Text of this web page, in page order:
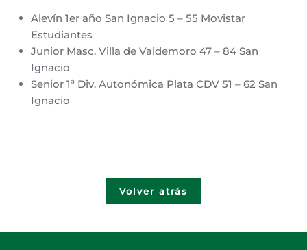
Alevín 1er año San Ignacio 5 – 55 Movistar
Estudiantes
Junior Masc. Villa de Valdemoro 47 – 84 San
Ignacio
Senior 1ª Div. Autonómica Plata CDV 51 – 62 San
Ignacio
Volver atrás